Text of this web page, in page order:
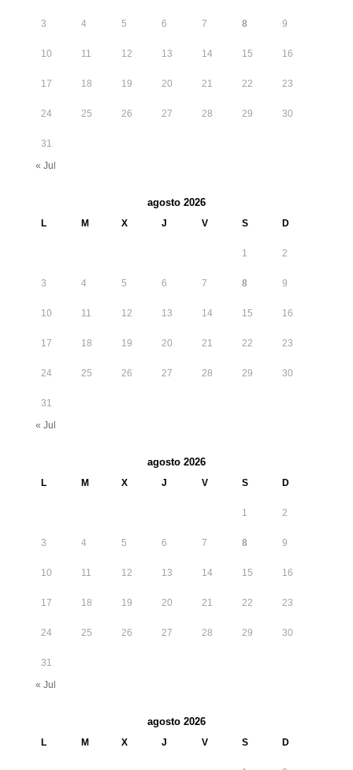
3 4 5 6 7 8 9
10 11 12 13 14 15 16
17 18 19 20 21 22 23
24 25 26 27 28 29 30
31
« Jul
agosto 2026
L M X J V S D
1 2
3 4 5 6 7 8 9
10 11 12 13 14 15 16
17 18 19 20 21 22 23
24 25 26 27 28 29 30
31
« Jul
agosto 2026
L M X J V S D
1 2
3 4 5 6 7 8 9
10 11 12 13 14 15 16
17 18 19 20 21 22 23
24 25 26 27 28 29 30
31
« Jul
agosto 2026
L M X J V S D